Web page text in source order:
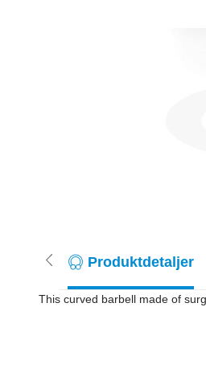
Produktdetaljer
This curved barbell made of